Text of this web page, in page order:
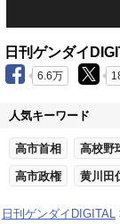
日刊ゲンダイ
6.6万
人気キーワード
高市首相 高校野
高市政権 黄川田
日刊ゲンダイDIGITAL